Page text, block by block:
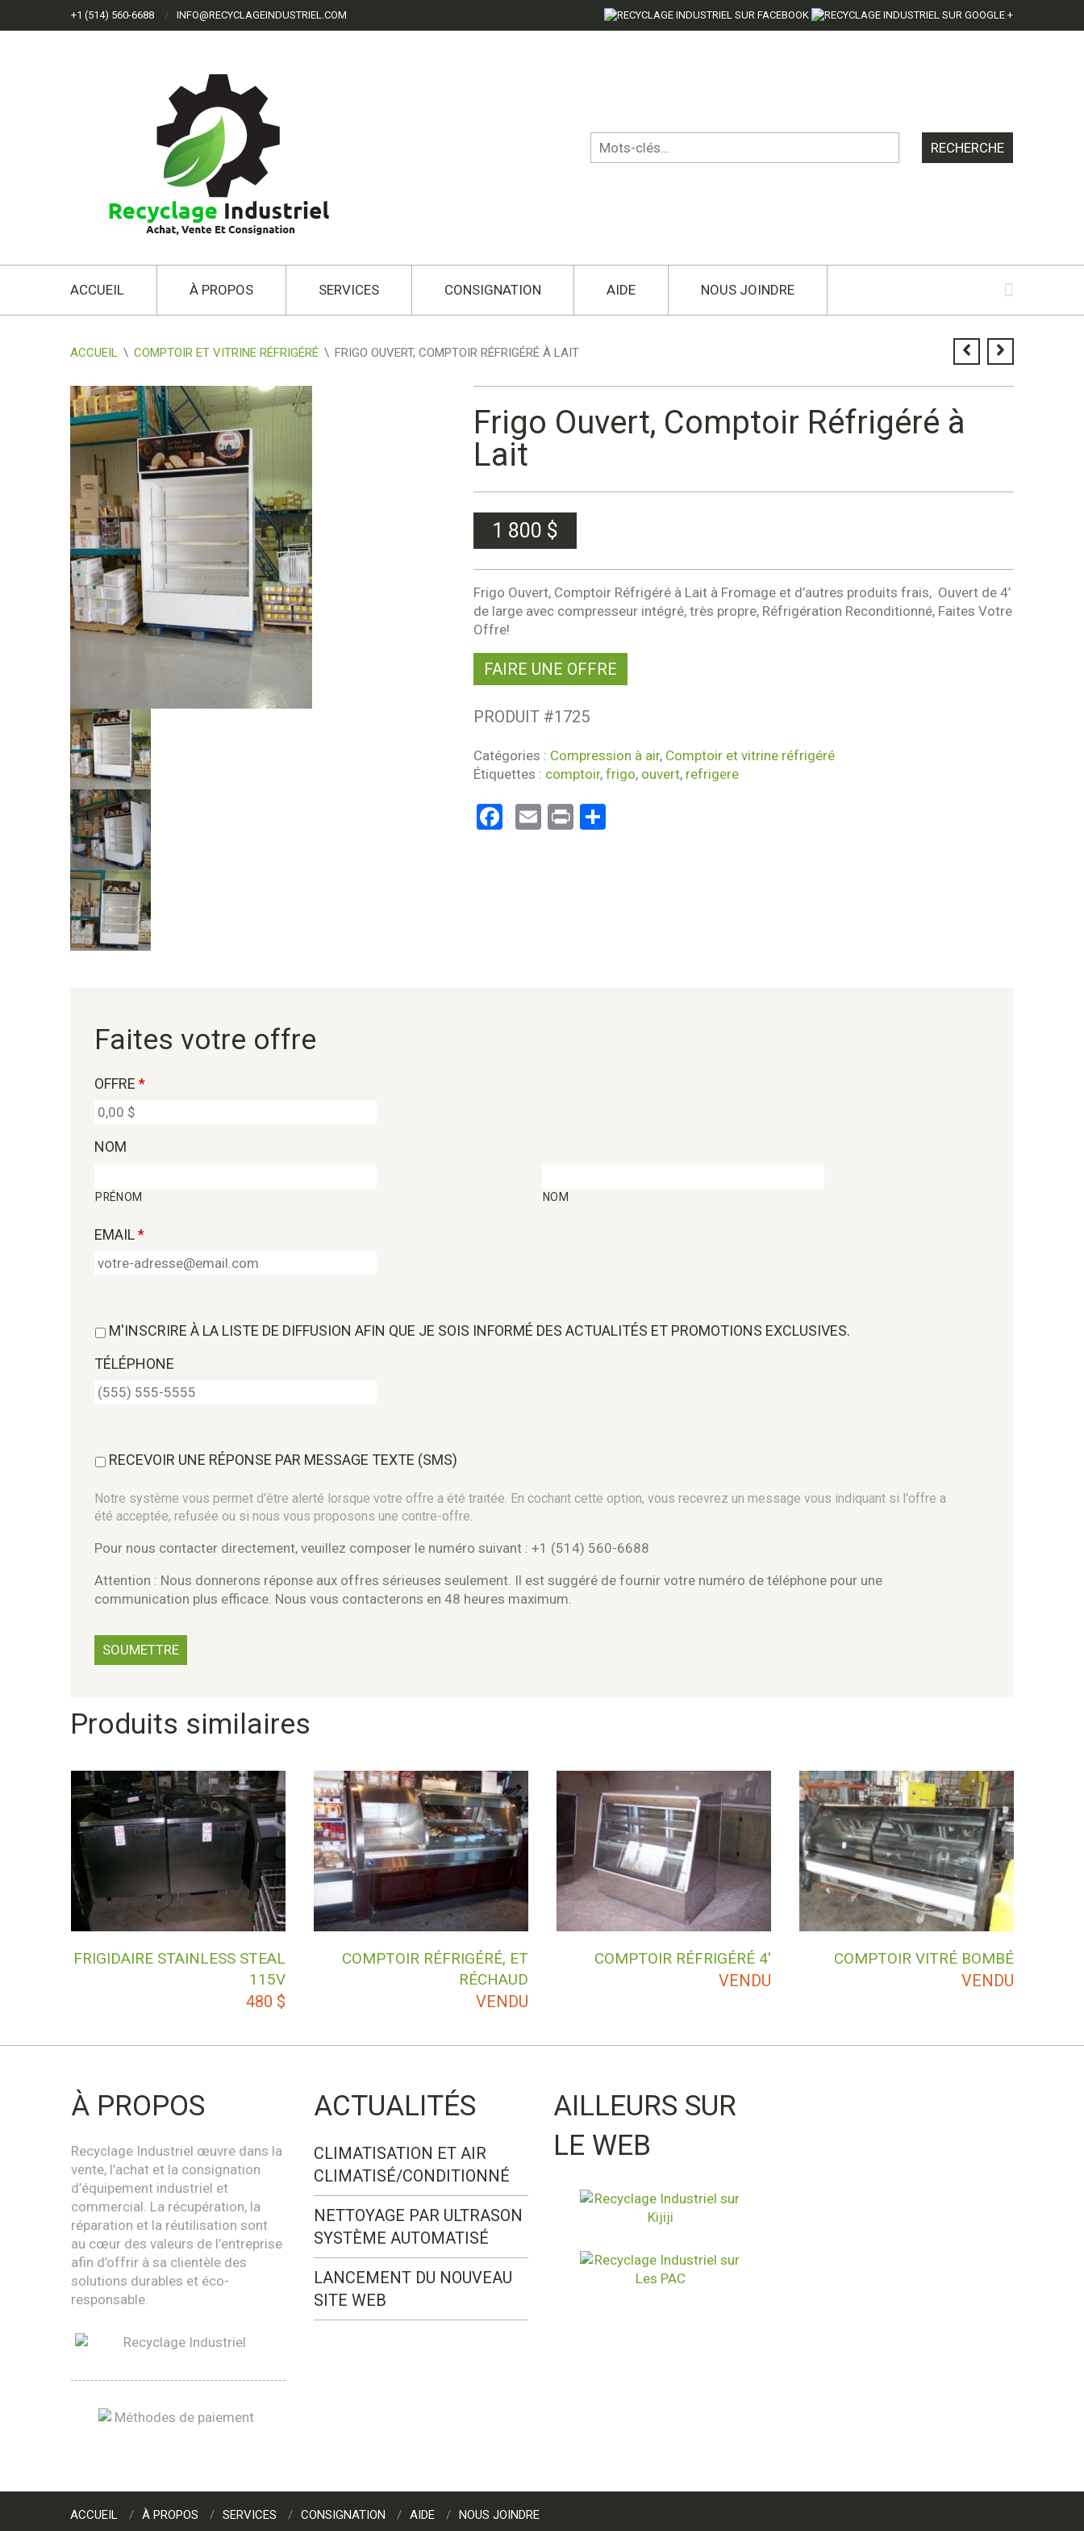
+1 (514) 560-6688 INFO@RECYCLAGEINDUSTRIEL.COM
ACCUEIL À PROPOS SERVICES CONSIGNATION AIDE NOUS JOINDRE
ACCUEIL \ COMPTOIR ET VITRINE RÉFRIGÉRÉ \ FRIGO OUVERT, COMPTOIR RÉFRIGÉRÉ À LAIT
Frigo Ouvert, Comptoir Réfrigéré à
Lait
1 800 $
Frigo Ouvert, Comptoir Réfrigéré à Lait à Fromage et d’autres produits frais, Ouvert de 4’
de large avec compresseur intégré, très propre, Réfrigération Reconditionné, Faites Votre
Offre!
FAIRE UNE OFFRE
PRODUIT #1725
Catégories : Compression à air, Comptoir et vitrine réfrigéré
Étiquettes : comptoir, frigo, ouvert, refrigere
Facebook
Email
PrintPartager
Faites votre offre
OFFRE *
NOM
PRÉNOM NOM
EMAIL*
M'INSCRIRE À LA LISTE DE DIFFUSION AFIN QUE JE SOIS INFORMÉ DES ACTUALITÉS ET PROMOTIONS EXCLUSIVES.
TÉLÉPHONE
RECEVOIR UNE RÉPONSE PAR MESSAGE TEXTE (SMS)
Notre système vous permet d'être alerté lorsque votre offre a été traitée. En cochant cette option, vous recevrez un message vous indiquant si l'offre a
été acceptée, refusée ou si nous vous proposons une contre-offre.
Pour nous contacter directement, veuillez composer le numéro suivant : +1 (514) 560-6688
Attention : Nous donnerons réponse aux offres sérieuses seulement. Il est suggéré de fournir votre numéro de téléphone pour une
communication plus efficace. Nous vous contacterons en 48 heures maximum.
Produits similaires
FRIGIDAIRE STAINLESS STEAL
115V
480 $
COMPTOIR RÉFRIGÉRÉ, ET
RÉCHAUD
VENDU
COMPTOIR RÉFRIGÉRÉ 4′
VENDU
COMPTOIR VITRÉ BOMBÉ
VENDU
À PROPOS
Recyclage Industriel œuvre dans la
vente, l’achat et la consignation
d’équipement industriel et
commercial. La récupération, la
réparation et la réutilisation sont
au cœur des valeurs de l’entreprise
afin d’offrir à sa clientèle des
solutions durables et éco-
responsable.
ACTUALITÉS
CLIMATISATION ET AIR
CLIMATISÉ/CONDITIONNÉ
NETTOYAGE PAR ULTRASON
SYSTÈME AUTOMATISÉ
LANCEMENT DU NOUVEAU
SITE WEB
AILLEURS SUR
LE WEB
ACCUEIL À PROPOS SERVICES CONSIGNATION AIDE NOUS JOINDRE